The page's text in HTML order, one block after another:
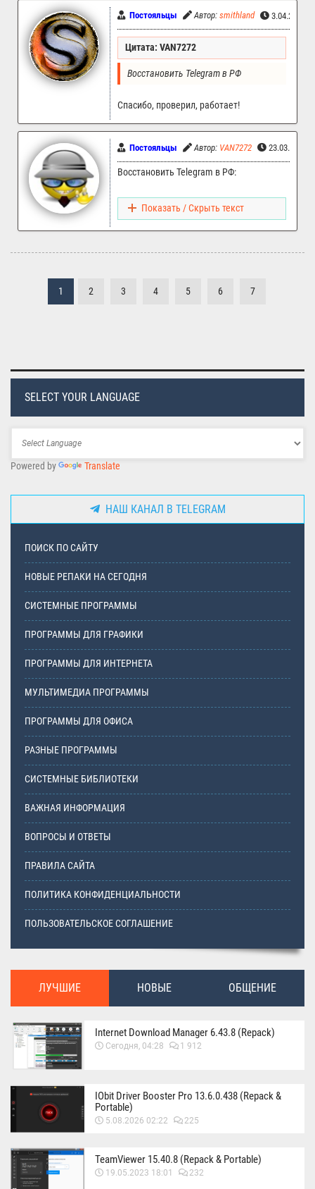
Постояльцы Автор: smithland 3.04.2026
Цитата: VAN7272
Восстановить Telegram в РФ
Спасибо, проверил, работает!
Постояльцы Автор: VAN7272 23.03.2026
Восстановить Telegram в РФ:
Показать / Скрыть текст
1 2 3 4 5 6 7
SELECT YOUR LANGUAGE
Powered by Translate
НАШ КАНАЛ В TELEGRAM
ПОИСК ПО САЙТУ
НОВЫЕ РЕПАКИ НА СЕГОДНЯ
СИСТЕМНЫЕ ПРОГРАММЫ
ПРОГРАММЫ ДЛЯ ГРАФИКИ
ПРОГРАММЫ ДЛЯ ИНТЕРНЕТА
МУЛЬТИМЕДИА ПРОГРАММЫ
ПРОГРАММЫ ДЛЯ ОФИСА
РАЗНЫЕ ПРОГРАММЫ
СИСТЕМНЫЕ БИБЛИОТЕКИ
ВАЖНАЯ ИНФОРМАЦИЯ
ВОПРОСЫ И ОТВЕТЫ
ПРАВИЛА САЙТА
ПОЛИТИКА КОНФИДЕНЦИАЛЬНОСТИ
ПОЛЬЗОВАТЕЛЬСКОЕ СОГЛАШЕНИЕ
ЛУЧШИЕ НОВЫЕ ОБЩЕНИЕ
Internet Download Manager 6.43.8 (Repack)
Сегодня, 04:28 1 912
IObit Driver Booster Pro 13.6.0.438 (Repack &
Portable)
5.08.2026 02:22 225
TeamViewer 15.40.8 (Repack & Portable)
19.05.2023 18:01 232